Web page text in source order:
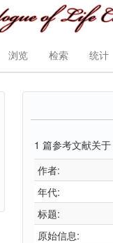
浏览 检索 统计
1 篇参考文献关于
作者:
年代:
标题:
原始信息: